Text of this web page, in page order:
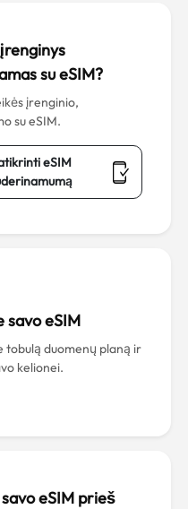
su eSIM?
įrenginio,
su eSIM.
eSIM
savo eSIM
tobulą duomenų planą ir
kelionei.
eSIM prieš